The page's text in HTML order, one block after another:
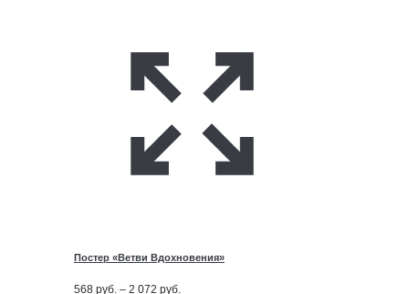
Постер «Ветви Вдохновения»
568 руб. – 2 072 руб.